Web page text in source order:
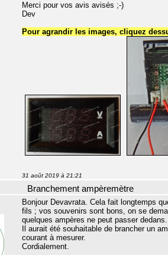
Merci pour vos avis avisés ;-)
Dev
Pour agrandir les images, cliquez
31 août 2019 à 21:21
Branchement ampèremètre
Bonjour Devavrata. Cela fait longtemps
fils ; vos souvenirs sont bons, on se
quelques ampères ne peut passer
Il aurait été souhaitable de brancher un
courant à mesurer.
Cordialement.